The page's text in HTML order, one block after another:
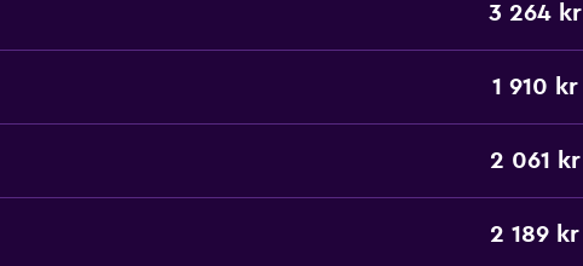
3 264 kr
1 910 kr
2 061 kr
2 189 kr